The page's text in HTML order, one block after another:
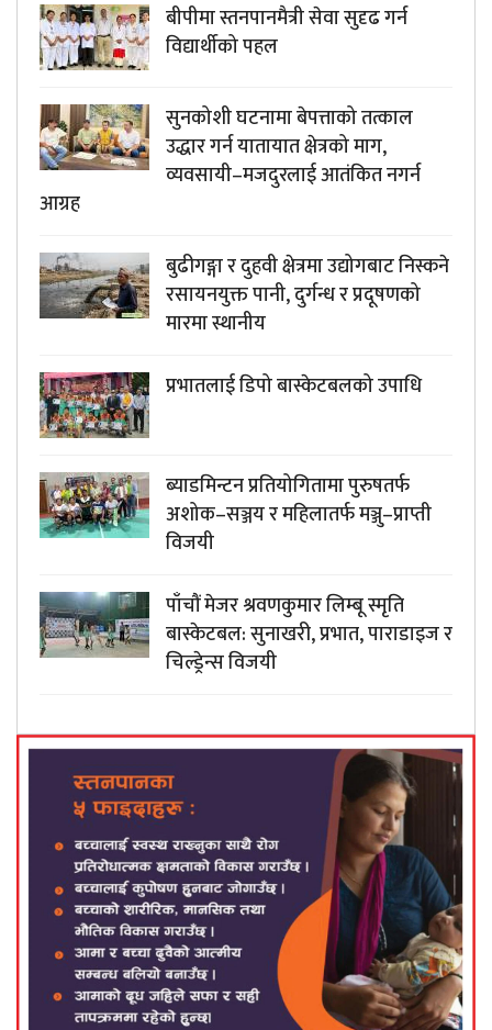
बीपीमा स्तनपानमैत्री सेवा सुदृढ गर्न
विद्यार्थीको पहल
सुनकोशी घटनामा बेपत्ताको तत्काल
उद्धार गर्न यातायात क्षेत्रको माग,
व्यवसायी–मजदुरलाई आतंकित नगर्न
आग्रह
बुढीगङ्गा र दुहवी क्षेत्रमा उद्योगबाट निस्कने
रसायनयुक्त पानी, दुर्गन्ध र प्रदूषणको
मारमा स्थानीय
प्रभातलाई डिपो बास्केटबलको उपाधि
ब्याडमिन्टन प्रतियोगितामा पुरुषतर्फ
अशोक–सञ्जय र महिलातर्फ मञ्जु–प्राप्ती
विजयी
पाँचौं मेजर श्रवणकुमार लिम्बू स्मृति
बास्केटबल: सुनाखरी, प्रभात, पाराडाइज र
चिल्ड्रेन्स विजयी